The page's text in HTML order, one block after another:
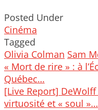
Posted Under
Cinéma
Tagged
Olivia Colman Sam
Post
navigation
« Mort de rire » : à
Québec…
[Live Report]
virtuosité et « soul »…